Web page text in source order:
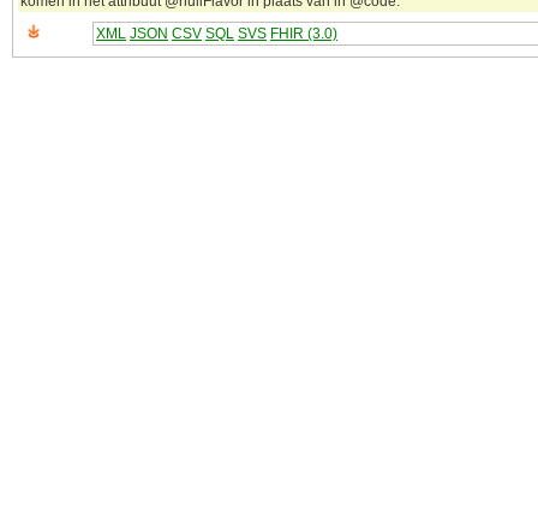
XML JSON CSV SQL SVS FHIR (3.0)